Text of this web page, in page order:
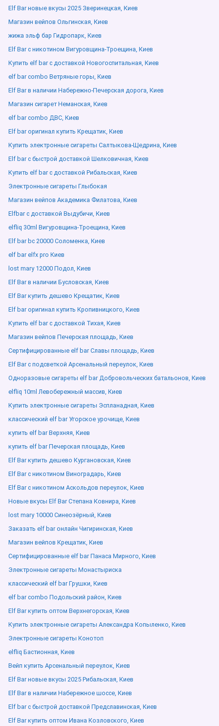
Elf Bar новые вкусы 2025 Зверинецкая, Киев
Магазин вейпов Ольгинская, Киев
жижа эльф бар Гидропарк, Киев
Elf Bar с никотином Вигуровщина-Троещина, Киев
Купить elf bar с доставкой Новогоспитальная, Киев
elf bar combo Ветряные горы, Киев
Elf Bar в наличии Набережно-Печерская дорога, Киев
Магазин сигарет Неманская, Киев
elf bar combo ДВС, Киев
Elf bar оригинал купить Крещатик, Киев
Купить электронные сигареты Салтыкова-Щедрина, Киев
Elf bar с быстрой доставкой Шелковичная, Киев
Купить elf bar с доставкой Рибальская, Киев
Электронные сигареты Глыбокая
Магазин вейпов Академика Филатова, Киев
Elfbar с доставкой Выдубичи, Киев
elfliq 30ml Вигуровщина-Троещина, Киев
Elf bar bc 20000 Соломенка, Киев
elf bar elfx pro Киев
lost mary 12000 Подол, Киев
Elf Bar в наличии Бусловская, Киев
Elf Bar купить дешево Крещатик, Киев
Elf bar оригинал купить Кропивницкого, Киев
Купить elf bar с доставкой Тихая, Киев
Магазин вейпов Печерская площадь, Киев
Сертифицированные elf bar Славы площадь, Киев
Elf Bar с подсветкой Арсенальный переулок, Киев
Одноразовые сигареты elf bar Добровольческих батальонов, Киев
elfliq 10ml Левобережный массив, Киев
Купить электронные сигареты Эспланадная, Киев
классический elf bar Угорское урочище, Киев
купить elf bar Верхняя, Киев
купить elf bar Печерская площадь, Киев
Elf Bar купить дешево Кургановская, Киев
Elf Bar с никотином Виноградарь, Киев
Elf Bar с никотином Аскольдов переулок, Киев
Новые вкусы Elf Bar Степана Ковнира, Киев
lost mary 10000 Синеозёрный, Киев
Заказать elf bar онлайн Чигиринская, Киев
Магазин вейпов Крещатик, Киев
Сертифицированные elf bar Панаса Мирного, Киев
Электронные сигареты Монастыриска
классический elf bar Грушки, Киев
elf bar combo Подольский район, Киев
Elf Bar купить оптом Верхнегорская, Киев
Купить электронные сигареты Александра Копыленко, Киев
Электронные сигареты Конотоп
elfliq Бастионная, Киев
Вейп купить Арсенальный переулок, Киев
Elf Bar новые вкусы 2025 Рибальская, Киев
Elf Bar в наличии Набережное шоссе, Киев
Elf bar с быстрой доставкой Предславинская, Киев
Elf Bar купить оптом Ивана Козловского, Киев